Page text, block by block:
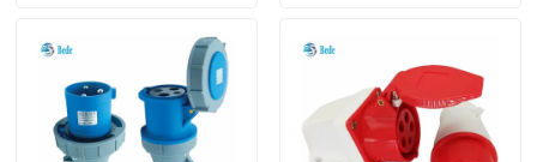
περιοδεία στο εργοστάσιο
Έλεγχος ποιότητας